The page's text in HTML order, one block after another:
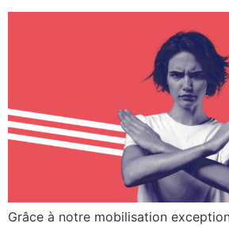
Grâce à notre mobilisation